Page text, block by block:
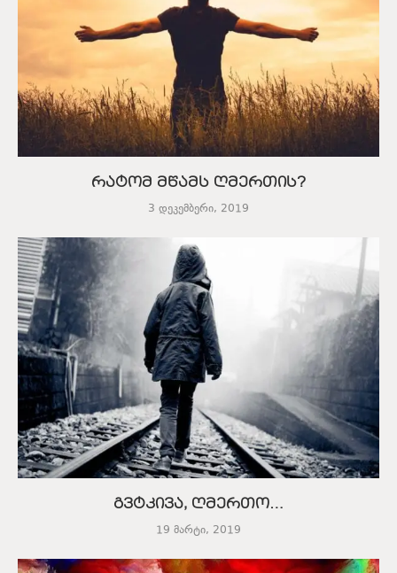
რატომ მწამს ღმერთის?
3 დეკემბერი, 2019
გვტკივა, ღმერთო…
19 მარტი, 2019